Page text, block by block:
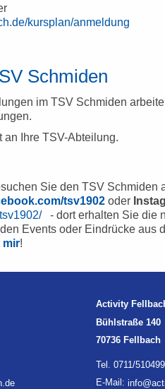
kursplan/anmeldung
Schmiden
im TSV Schmiden
an Ihre TSV-Abteilung.
Sie den TSV Schmiden
tsv1902 oder
- dort erhalten Sie die
Events oder Eindrücke aus
mir!
Activity
Bühlstraße 140
70736 Fellbach
Tel. 0711/
E-Mail: